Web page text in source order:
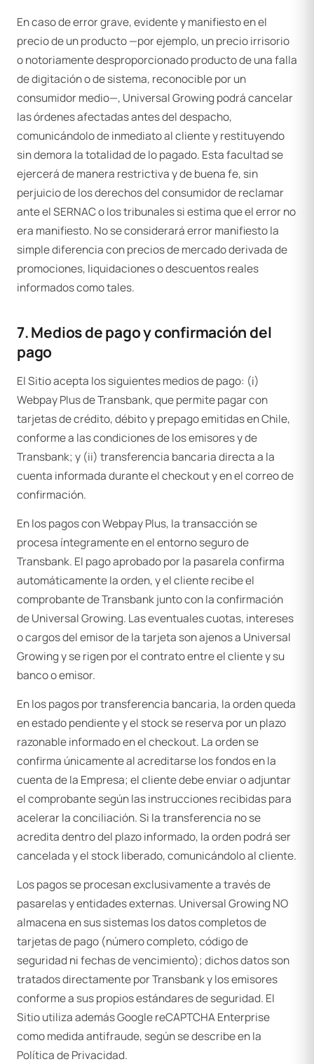
En caso de error grave, evidente y manifiesto en el
precio de un producto —por ejemplo, un precio irrisorio
o notoriamente desproporcionado producto de una falla
de digitación o de sistema, reconocible por un
consumidor medio—, Universal Growing podrá cancelar
las órdenes afectadas antes del despacho,
comunicándolo de inmediato al cliente y restituyendo
sin demora la totalidad de lo pagado. Esta facultad se
ejercerá de manera restrictiva y de buena fe, sin
perjuicio de los derechos del consumidor de reclamar
ante el SERNAC o los tribunales si estima que el error no
era manifiesto. No se considerará error manifiesto la
simple diferencia con precios de mercado derivada de
promociones, liquidaciones o descuentos reales
informados como tales.
7. Medios de pago y confirmación del
pago
El Sitio acepta los siguientes medios de pago: (i)
Webpay Plus de Transbank, que permite pagar con
tarjetas de crédito, débito y prepago emitidas en Chile,
conforme a las condiciones de los emisores y de
Transbank; y (ii) transferencia bancaria directa a la
cuenta informada durante el checkout y en el correo de
confirmación.
En los pagos con Webpay Plus, la transacción se
procesa íntegramente en el entorno seguro de
Transbank. El pago aprobado por la pasarela confirma
automáticamente la orden, y el cliente recibe el
comprobante de Transbank junto con la confirmación
de Universal Growing. Las eventuales cuotas, intereses
o cargos del emisor de la tarjeta son ajenos a Universal
Growing y se rigen por el contrato entre el cliente y su
banco o emisor.
En los pagos por transferencia bancaria, la orden queda
en estado pendiente y el stock se reserva por un plazo
razonable informado en el checkout. La orden se
confirma únicamente al acreditarse los fondos en la
cuenta de la Empresa; el cliente debe enviar o adjuntar
el comprobante según las instrucciones recibidas para
acelerar la conciliación. Si la transferencia no se
acredita dentro del plazo informado, la orden podrá ser
cancelada y el stock liberado, comunicándolo al cliente.
Los pagos se procesan exclusivamente a través de
pasarelas y entidades externas. Universal Growing NO
almacena en sus sistemas los datos completos de
tarjetas de pago (número completo, código de
seguridad ni fechas de vencimiento); dichos datos son
tratados directamente por Transbank y los emisores
conforme a sus propios estándares de seguridad. El
Sitio utiliza además Google reCAPTCHA Enterprise
como medida antifraude, según se describe en la
Política de Privacidad.